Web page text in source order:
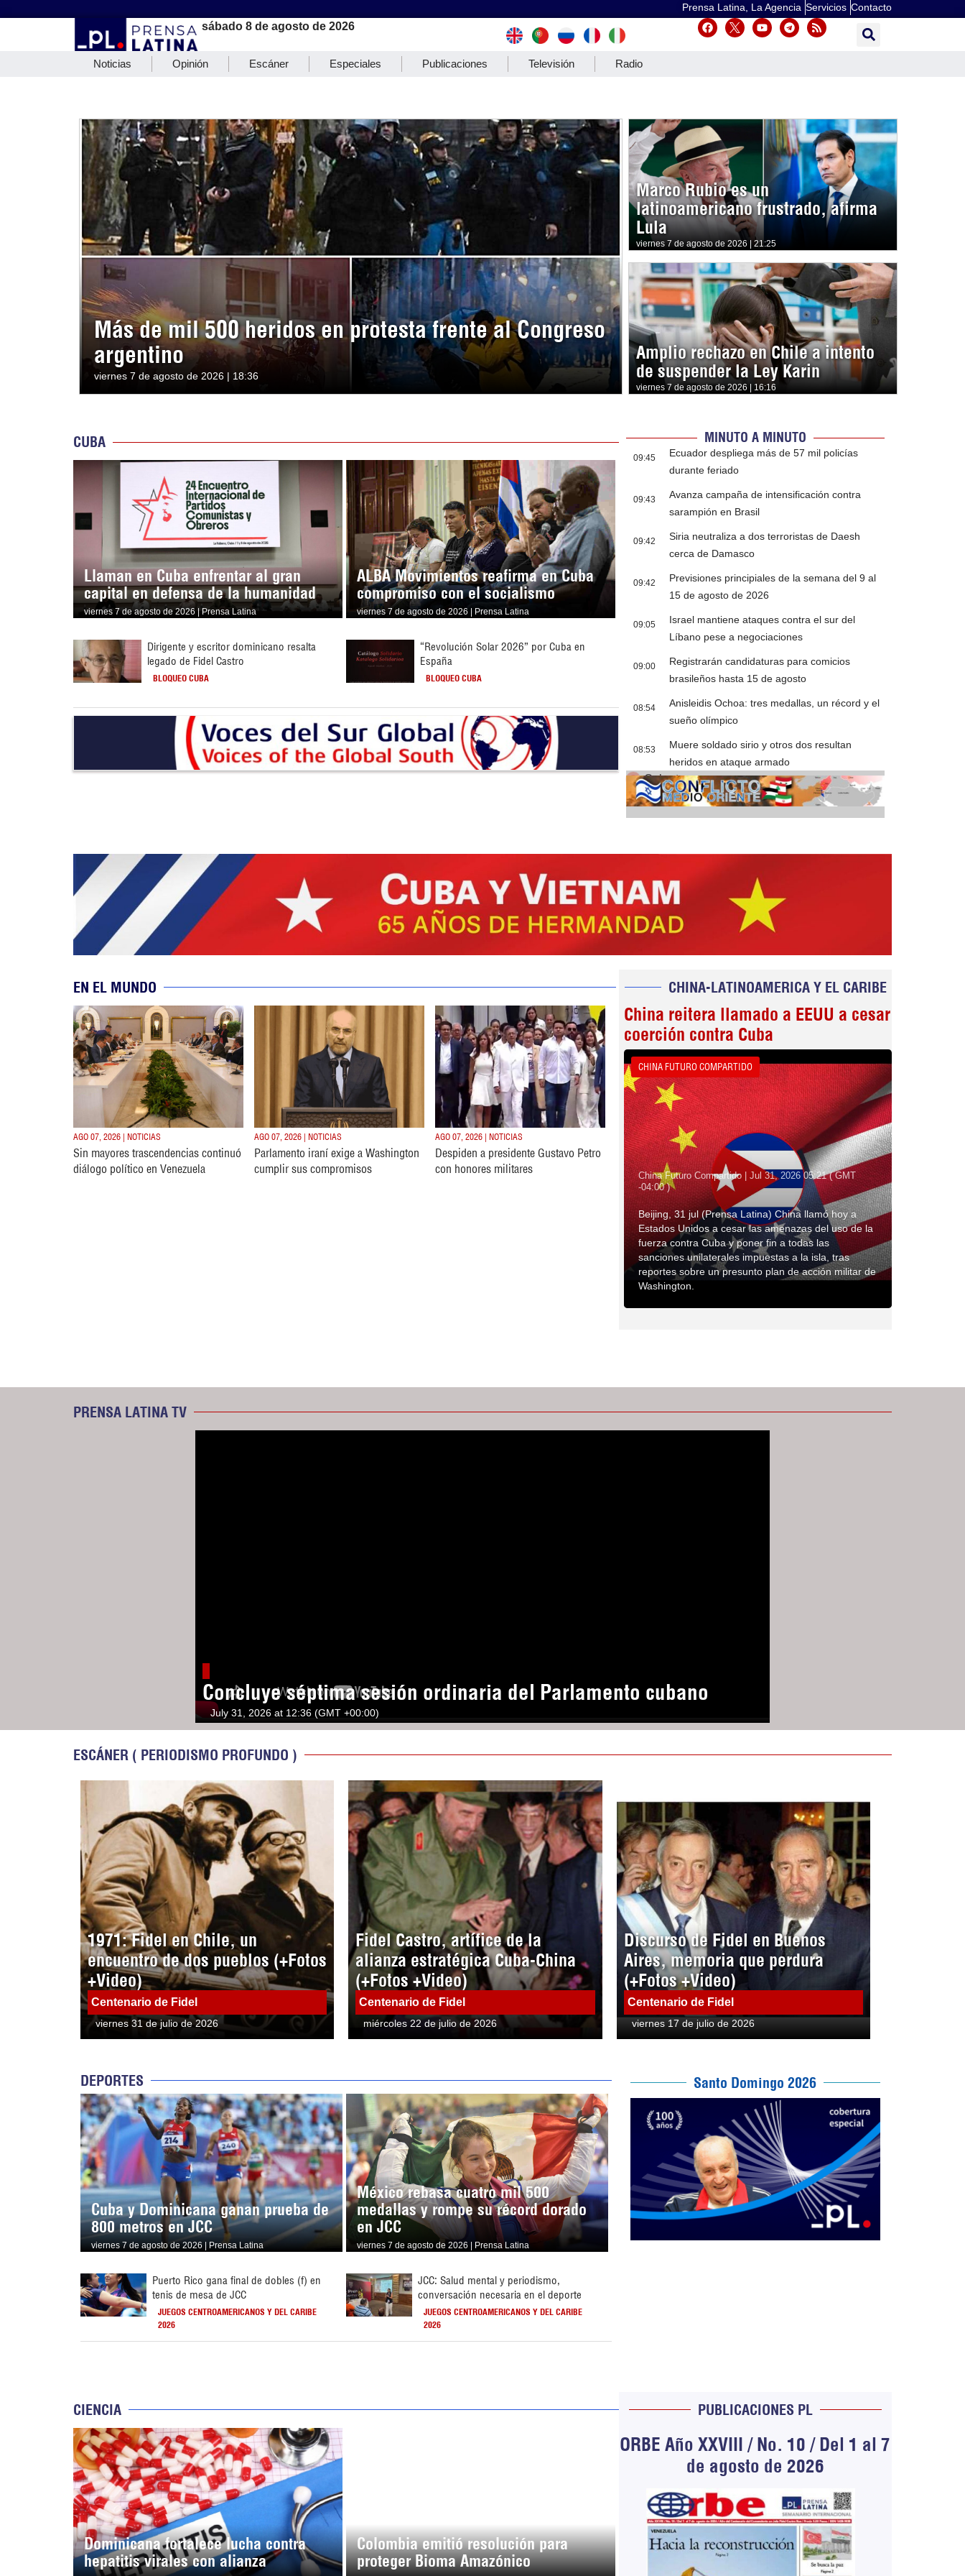
Prensa Latina, La Agencia Servicios Contacto
sábado 8 de agosto de 2026
Noticias Opinión Escáner Especiales Publicaciones Televisión Radio
Más de mil 500 heridos en protesta frente al Congreso
argentino
viernes 7 de agosto de 2026 | 18:36
Marco Rubio es un
latinoamericano frustrado, afirma
Lula
viernes 7 de agosto de 2026 | 21:25
Amplio rechazo en Chile a intento
de suspender la Ley Karin
viernes 7 de agosto de 2026 | 16:16
CUBA
Llaman en Cuba enfrentar al gran
capital en defensa de la humanidad
viernes 7 de agosto de 2026 | Prensa Latina
ALBA Movimientos reafirma en Cuba
compromiso con el socialismo
viernes 7 de agosto de 2026 | Prensa Latina
Dirigente y escritor dominicano resalta
legado de Fidel Castro
BLOQUEO CUBA
“Revolución Solar 2026” por Cuba en
España
BLOQUEO CUBA
MINUTO A MINUTO
09:45
Ecuador despliega más de 57 mil policías
durante feriado
09:43
Avanza campaña de intensificación contra
sarampión en Brasil
09:42
Siria neutraliza a dos terroristas de Daesh
cerca de Damasco
09:42
Previsiones principiales de la semana del 9 al
15 de agosto de 2026
09:05
Israel mantiene ataques contra el sur del
Líbano pese a negociaciones
09:00
Registrarán candidaturas para comicios
brasileños hasta 15 de agosto
08:54
Anisleidis Ochoa: tres medallas, un récord y el
sueño olímpico
08:53
Muere soldado sirio y otros dos resultan
heridos en ataque armado
Cobertura
EN EL MUNDO
AGO 07, 2026 | NOTICIAS
Sin mayores trascendencias continuó
diálogo político en Venezuela
AGO 07, 2026 | NOTICIAS
Parlamento iraní exige a Washington
cumplir sus compromisos
AGO 07, 2026 | NOTICIAS
Despiden a presidente Gustavo Petro
con honores militares
CHINA-LATINOAMERICA Y EL CARIBE
China reitera llamado a EEUU a cesar
coerción contra Cuba
CHINA FUTURO COMPARTIDO
China Futuro Compartido | Jul 31, 2026 05:21 ( GMT
-04:00 )
Beijing, 31 jul (Prensa Latina) China llamó hoy a
Estados Unidos a cesar las amenazas del uso de la
fuerza contra Cuba y poner fin a todas las
sanciones unilaterales impuestas a la isla, tras
reportes sobre un presunto plan de acción militar de
Washington.
PRENSA LATINA TV
Concluye séptima sesión ordinaria del Parlamento cubano
July 31, 2026 at 12:36 (GMT +00:00)
ESCÁNER ( PERIODISMO PROFUNDO )
1971: Fidel en Chile, un
encuentro de dos pueblos (+Fotos
+Video)
Centenario de Fidel
viernes 31 de julio de 2026
Fidel Castro, artífice de la
alianza estratégica Cuba-China
(+Fotos +Video)
Centenario de Fidel
miércoles 22 de julio de 2026
Discurso de Fidel en Buenos
Aires, memoria que perdura
(+Fotos +Video)
Centenario de Fidel
viernes 17 de julio de 2026
DEPORTES
Cuba y Dominicana ganan prueba de
800 metros en JCC
viernes 7 de agosto de 2026 | Prensa Latina
México rebasa cuatro mil 500
medallas y rompe su récord dorado
en JCC
viernes 7 de agosto de 2026 | Prensa Latina
Puerto Rico gana final de dobles (f) en
tenis de mesa de JCC
JUEGOS CENTROAMERICANOS Y DEL CARIBE
2026
JCC: Salud mental y periodismo,
conversación necesaria en el deporte
JUEGOS CENTROAMERICANOS Y DEL CARIBE
2026
Santo Domingo 2026
CIENCIA
Dominicana fortalece lucha contra
hepatitis virales con alianza
Colombia emitió resolución para
proteger Bioma Amazónico
PUBLICACIONES PL
ORBE Año XXVIII / No. 10 / Del 1 al 7
de agosto de 2026